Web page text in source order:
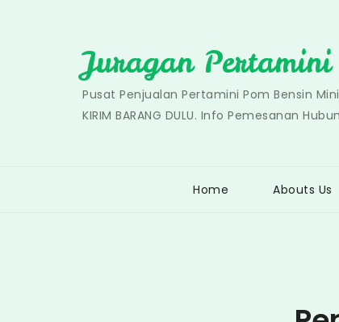
Juragan Pertamini
Pusat Penjualan Pertamini Pom Bensin
KIRIM BARANG DULU. Info Pemesanan
Home Abouts Us